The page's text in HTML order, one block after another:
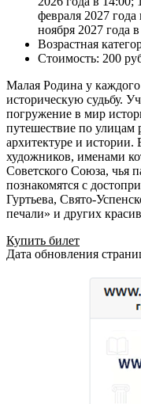
февраля 2027
ноября 2027 года
Возрастная
Стоимость: 200
Малая Родина у
историческую судьбу.
погружение в мир
путешествие по улицам
архитектуре и
художников, именами
Советского Союза, чья
познакомятся с
Гуртьева, Свято-
печали» и других
Купить билет
Дата обновления